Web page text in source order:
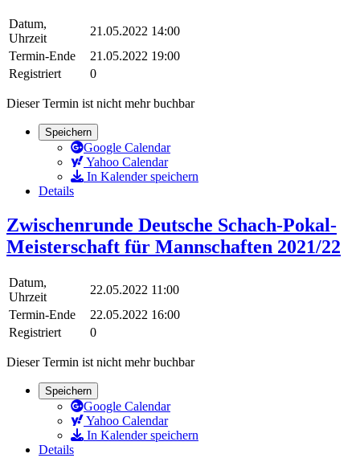
Datum,
Uhrzeit
21.05.2022 14:00
Termin-Ende
21.05.2022 19:00
Registriert
0
Dieser Termin ist nicht mehr buchbar
Speichern
Google Calendar
Yahoo Calendar
In Kalender speichern
Details
Zwischenrunde Deutsche Schach-Pokal-
Meisterschaft für Mannschaften 2021/22
Datum,
Uhrzeit
22.05.2022 11:00
Termin-Ende
22.05.2022 16:00
Registriert
0
Dieser Termin ist nicht mehr buchbar
Speichern
Google Calendar
Yahoo Calendar
In Kalender speichern
Details